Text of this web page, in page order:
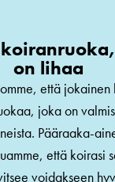
on lihaa
että jokainen
joka on
Pääraaka-
että koirasi
voidakseen